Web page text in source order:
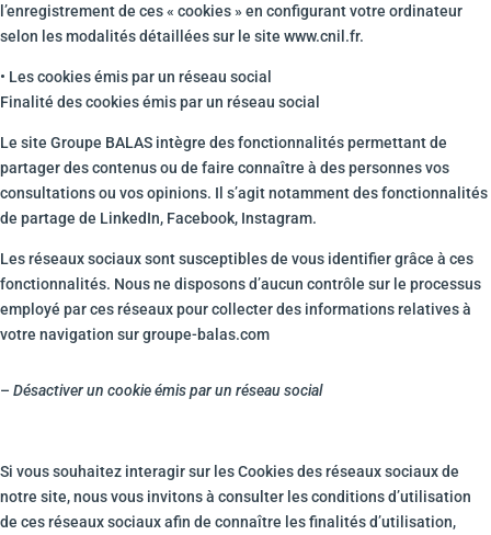
l’enregistrement de ces « cookies » en configurant votre ordinateur
selon les modalités détaillées sur le site www.cnil.fr.
• Les cookies émis par un réseau social
Finalité des cookies émis par un réseau social
Le site Groupe BALAS intègre des fonctionnalités permettant de
partager des contenus ou de faire connaître à des personnes vos
consultations ou vos opinions. Il s’agit notamment des fonctionnalités
de partage de LinkedIn, Facebook, Instagram.
Les réseaux sociaux sont susceptibles de vous identifier grâce à ces
fonctionnalités. Nous ne disposons d’aucun contrôle sur le processus
employé par ces réseaux pour collecter des informations relatives à
votre navigation sur groupe-balas.com
– Désactiver un cookie émis par un réseau social
Si vous souhaitez interagir sur les Cookies des réseaux sociaux de
notre site, nous vous invitons à consulter les conditions d’utilisation
de ces réseaux sociaux afin de connaître les finalités d’utilisation,